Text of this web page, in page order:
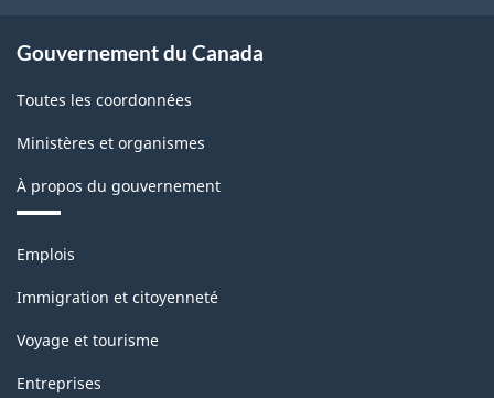
Gouvernement du Canada
Toutes les coordonnées
Ministères et organismes
À propos du gouvernement
Thèmes
sujets
Emplois
Immigration et citoyenneté
Voyage et tourisme
Entreprises